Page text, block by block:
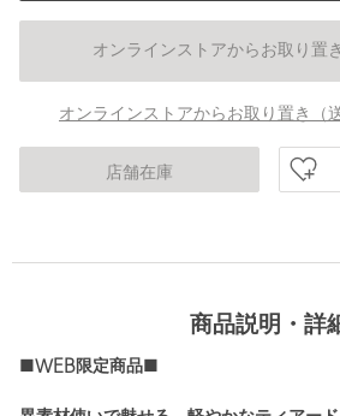
オンラインストアからお取り置
オンラインストアからお取り置き（
店舗在庫
商品説明・詳
■WEB限定商品■